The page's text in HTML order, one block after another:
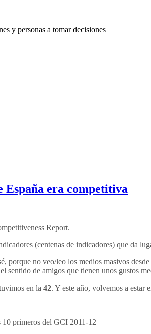
y personas a tomar decisiones
España era competitiva
Report.
(centenas de indicadores) que da
no veo/leo los medios masivos
de amigos que tienen unos gustos
en la 42. Y este año, volvemos a estar